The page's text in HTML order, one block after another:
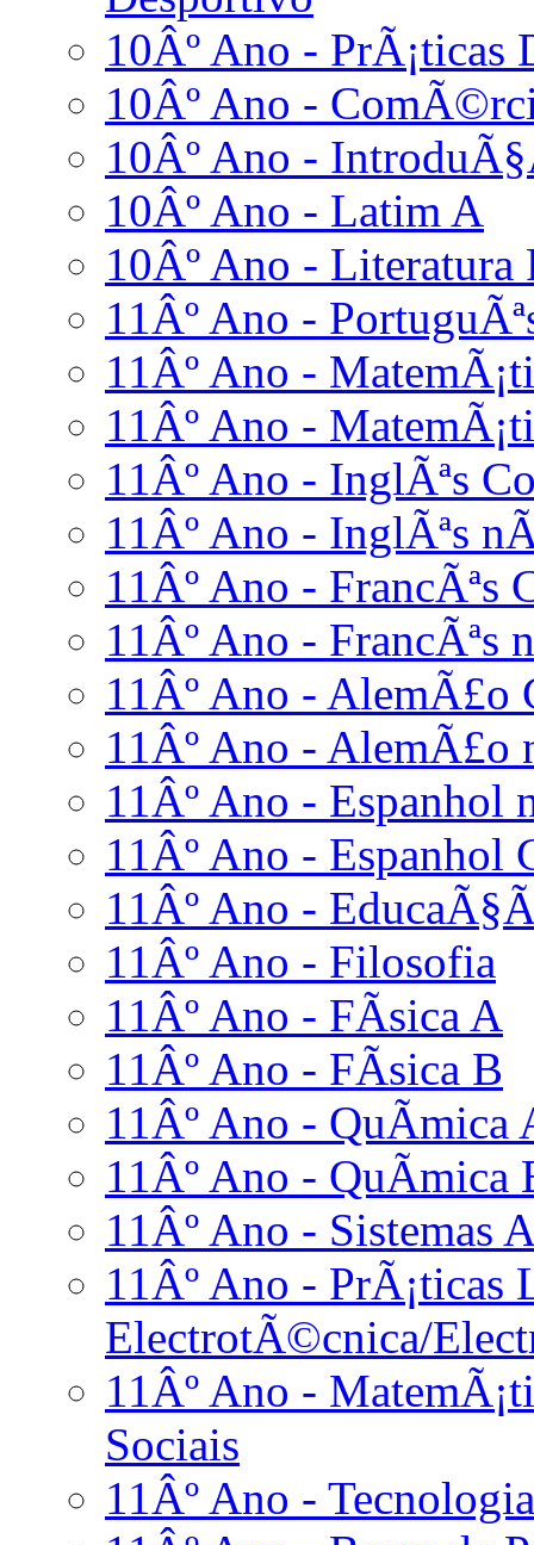
10Âº Ano - PrÃ¡ticas
10Âº Ano -
10Âº Ano -
10Âº Ano - Latim A
10Âº Ano - Literatura
11Âº Ano -
11Âº Ano -
11Âº Ano -
11Âº Ano - InglÃªs
11Âº Ano - InglÃªs
11Âº Ano -
11Âº Ano - FrancÃªs
11Âº Ano -
11Âº Ano - AlemÃ£o
11Âº Ano - Espanhol
11Âº Ano -
11Âº Ano -
11Âº Ano - Filosofia
11Âº Ano - FÃ­sica A
11Âº Ano - FÃ­sica B
11Âº Ano - QuÃ­mica
11Âº Ano - QuÃ­mica
11Âº Ano - Sistemas
11Âº Ano - PrÃ¡ticas
ElectrotÃ©cnica/
11Âº Ano -
Sociais
11Âº Ano -